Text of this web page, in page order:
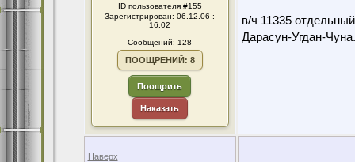
ID пользователя #155
Зарегистрирован: 06.12.06 :
16:02
Сообщений: 128
ПООЩРЕНИЙ: 8
Поощрить
Наказать
в/ч 11335
Дарасун-Угдан-Чуна.
Наверх